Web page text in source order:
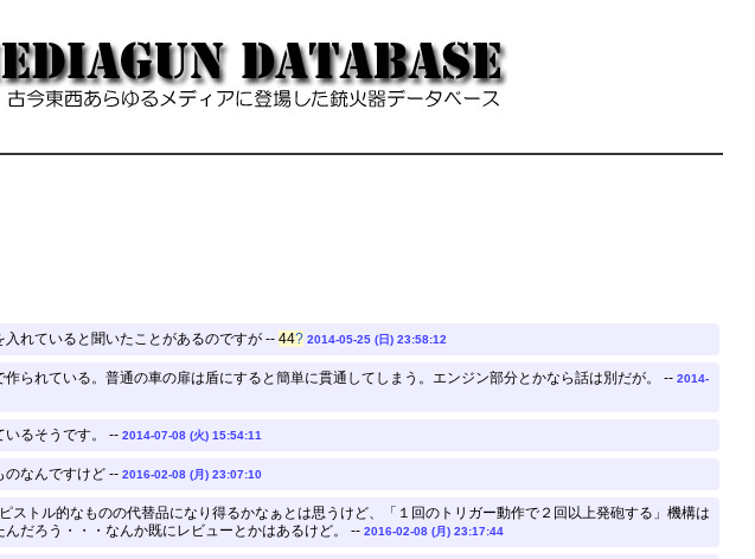
れていると聞いたことがあるのですが -- 44? 2014-05-25 (日) 23:58:12
られている。普通の車の扉は盾にすると簡単に貫通してしまう。エンジン部分とかなら話は別だが。 -- 2014-
いるそうです。 -- 2014-07-08 (火) 15:54:11
なんですけど -- 2016-02-08 (月) 23:07:10
トル的なものの代替品になり得るかなぁとは思うけど、「１回のトリガー動作で２回以上発砲する」機構は
だろう・・・なんか既にレビューとかはあるけど。 -- 2016-02-08 (月) 23:17:44